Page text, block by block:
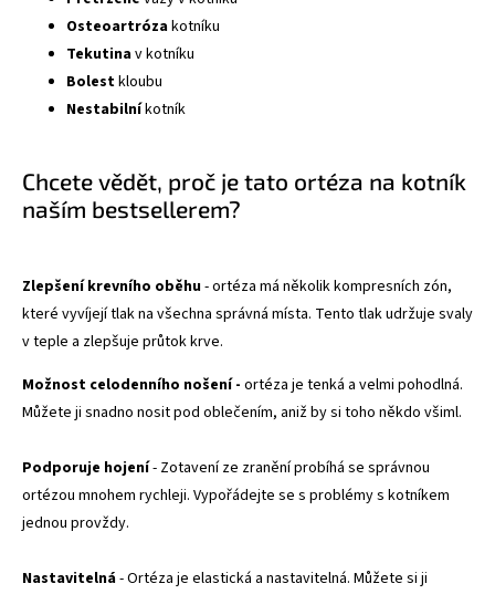
Osteoartrózakotníku
Tekutinav kotníku
Bolestkloubu
Nestabilníkotník
Chcete vědět, proč je tato ortéza na kotník
naším bestsellerem?
Zlepšení krevního oběhu- ortéza má několik kompresních zón,
které vyvíjejí tlak na všechna správná místa. Tento tlak udržuje svaly
v teple a zlepšuje průtok krve.
Možnost celodenního nošení - ortéza je tenká a velmi pohodlná.
Můžete ji snadno nosit pod oblečením, aniž by si toho někdo všiml.
Podporuje hojení- Zotavení ze zranění probíhá se správnou
ortézou mnohem rychleji. Vypořádejte se s problémy s kotníkem
jednou provždy.
Nastavitelná- Ortéza je elastická a nastavitelná. Můžete si ji